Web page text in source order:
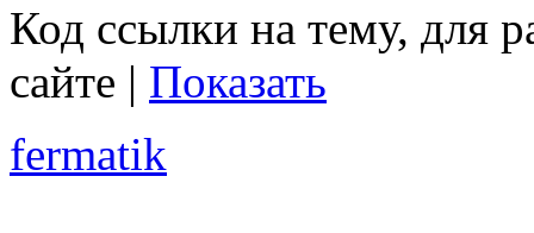
Код ссылки на тему, для
сайте | Показать
fermatik